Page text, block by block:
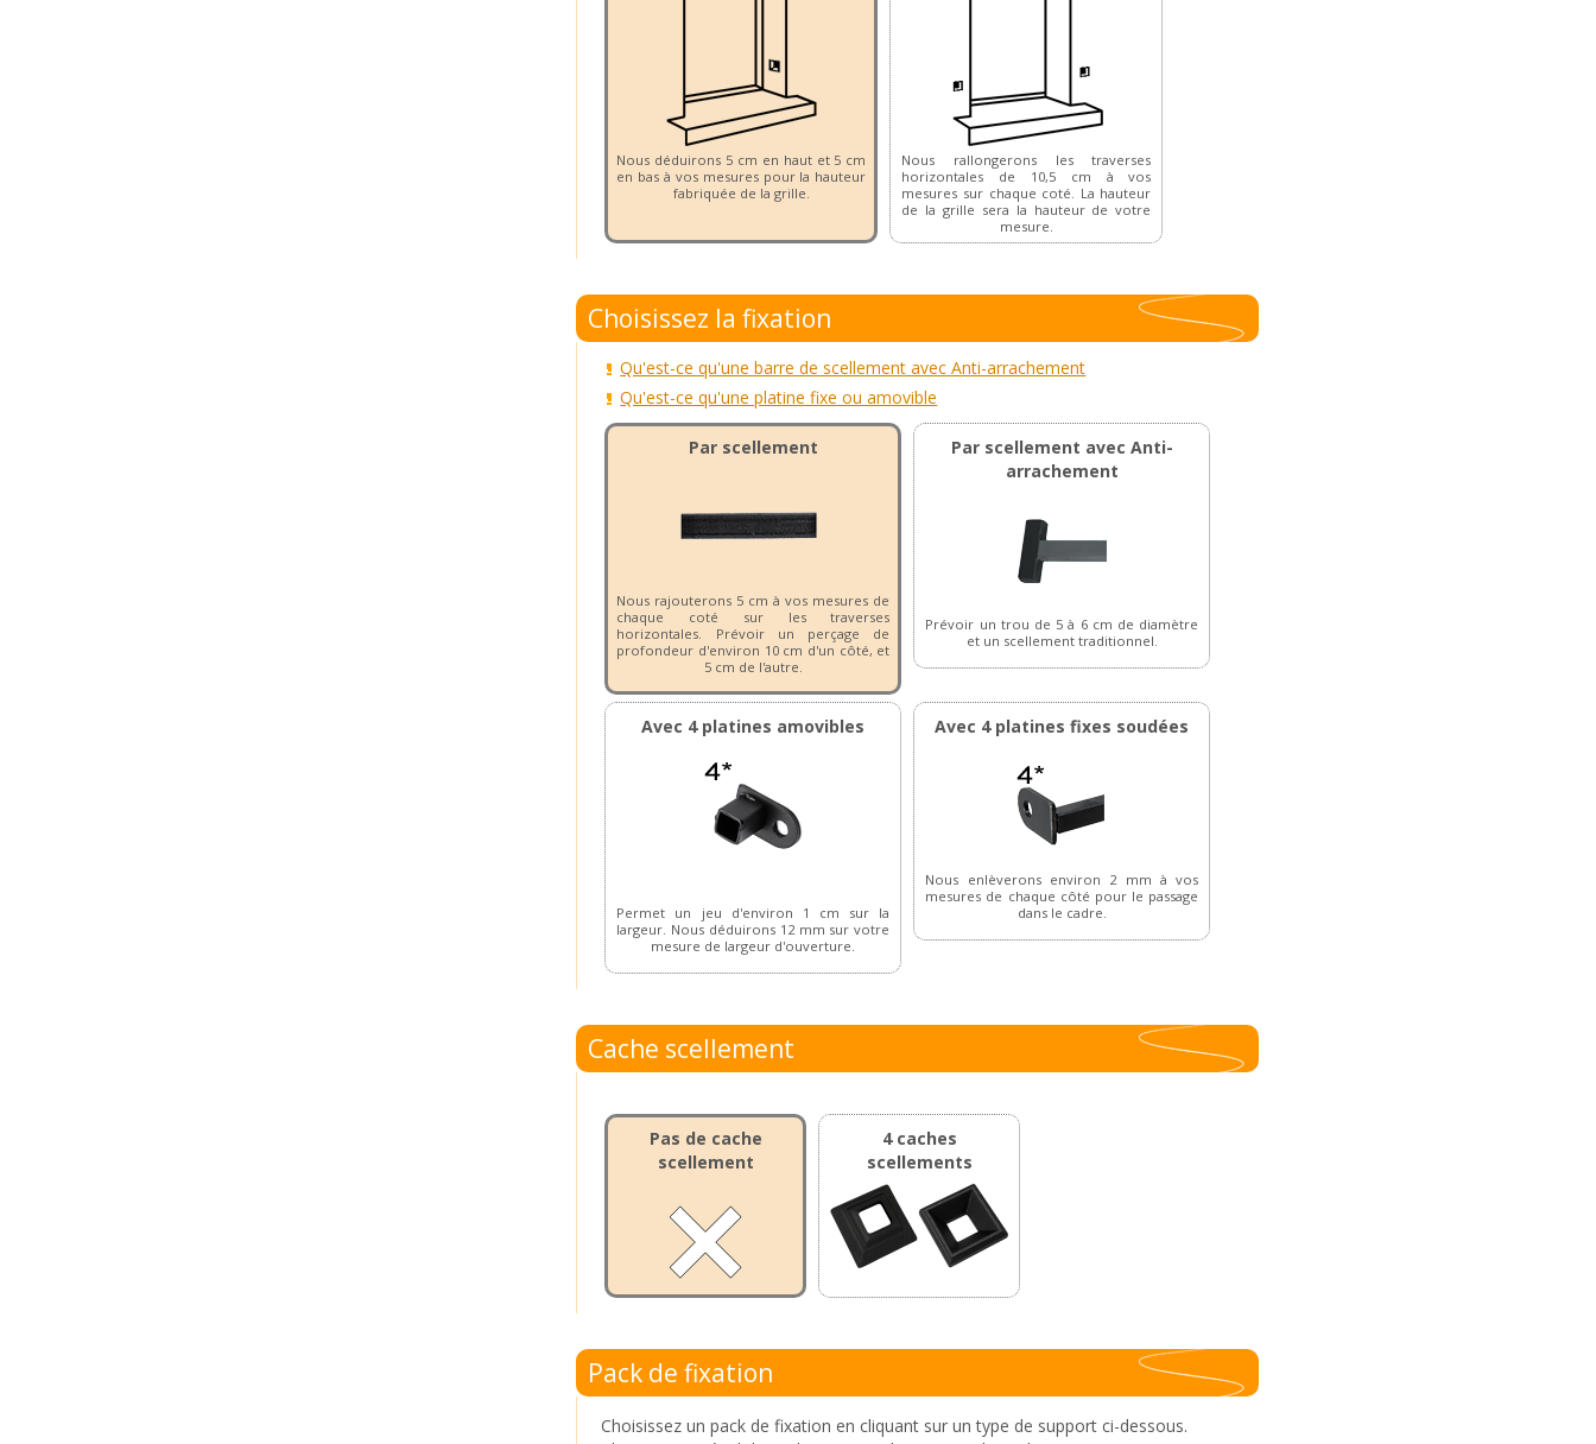
Nous déduirons 5 cm en haut et 5 cm
en bas à vos mesures pour la hauteur
fabriquée de la grille.
Nous rallongerons les traverses
horizontales de 10,5 cm à vos
mesures sur chaque coté. La hauteur
de la grille sera la hauteur de votre
mesure.
Choisissez la fixation
Qu'est-ce qu'une barre de scellement avec Anti-arrachement
Qu'est-ce qu'une platine fixe ou amovible
Par scellement
Nous rajouterons 5 cm à vos mesures de
chaque coté sur les traverses
horizontales. Prévoir un perçage de
profondeur d'environ 10 cm d'un côté, et
5 cm de l'autre.
Par scellement avec Anti-
arrachement
Prévoir un trou de 5 à 6 cm de diamètre
et un scellement traditionnel.
Avec 4 platines amovibles
Permet un jeu d'environ 1 cm sur la
largeur. Nous déduirons 12 mm sur votre
mesure de largeur d'ouverture.
Avec 4 platines fixes soudées
Nous enlèverons environ 2 mm à vos
mesures de chaque côté pour le passage
dans le cadre.
Cache scellement
Pas de cache
scellement
4 caches
scellements
Pack de fixation
Choisissez un pack de fixation en cliquant sur un type de support ci-dessous.